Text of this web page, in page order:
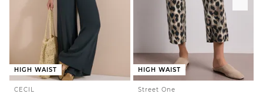
HIGH WAIST
CECIL
HIGH WAIST
Street One